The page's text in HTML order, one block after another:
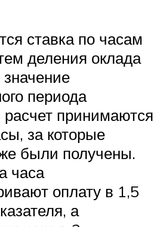
ставка по часам
деления оклада
периода
принимаются
за которые
были получены.
часа
оплату в 1,5
а